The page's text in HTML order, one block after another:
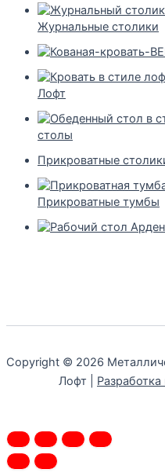
Журнальные столики
Лофт
столы
Прикроватные
Прикроватные тумбы
Copyright © 2026
Лофт |